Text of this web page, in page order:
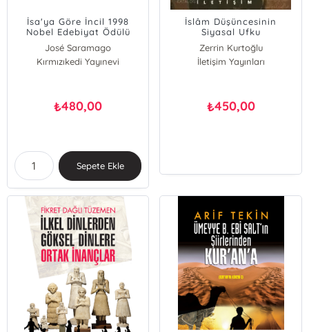
İsa'ya Göre İncil 1998
Nobel Edebiyat Ödülü
José Saramago
Kırmızıkedi Yayınevi
₺480,00
Sepete Ekle
İslâm Düşüncesinin
Siyasal Ufku
Zerrin Kurtoğlu
İletişim Yayınları
₺450,00